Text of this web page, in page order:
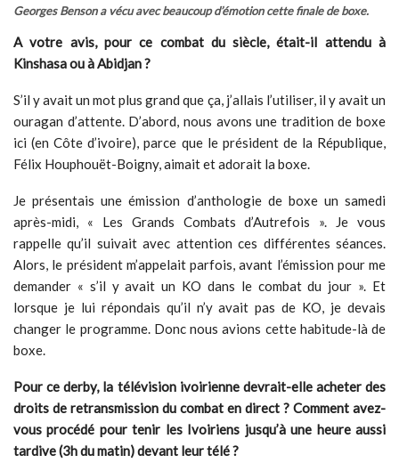
Georges Benson a vécu avec beaucoup d’émotion cette finale de boxe.
A votre avis, pour ce combat du siècle, était-il attendu à
Kinshasa ou à Abidjan ?
S’il y avait un mot plus grand que ça, j’allais l’utiliser, il y avait un
ouragan d’attente. D’abord, nous avons une tradition de boxe
ici (en Côte d’ivoire), parce que le président de la République,
Félix Houphouët-Boigny, aimait et adorait la boxe.
Je présentais une émission d’anthologie de boxe un samedi
après-midi, « Les Grands Combats d’Autrefois ». Je vous
rappelle qu’il suivait avec attention ces différentes séances.
Alors, le président m’appelait parfois, avant l’émission pour me
demander « s’il y avait un KO dans le combat du jour ». Et
lorsque je lui répondais qu’il n’y avait pas de KO, je devais
changer le programme. Donc nous avions cette habitude-là de
boxe.
Pour ce derby, la télévision ivoirienne devrait-elle acheter des
droits de retransmission du combat en direct ? Comment avez-
vous procédé pour tenir les Ivoiriens jusqu’à une heure aussi
tardive (3h du matin) devant leur télé ?